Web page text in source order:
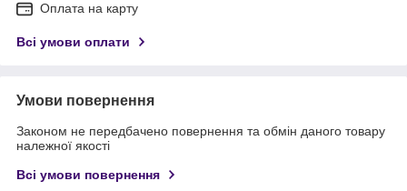
Оплата на карту
Всі умови оплати
Умови повернення
Законом не передбачено повернення та обмін даного товару
належної якості
Всі умови повернення